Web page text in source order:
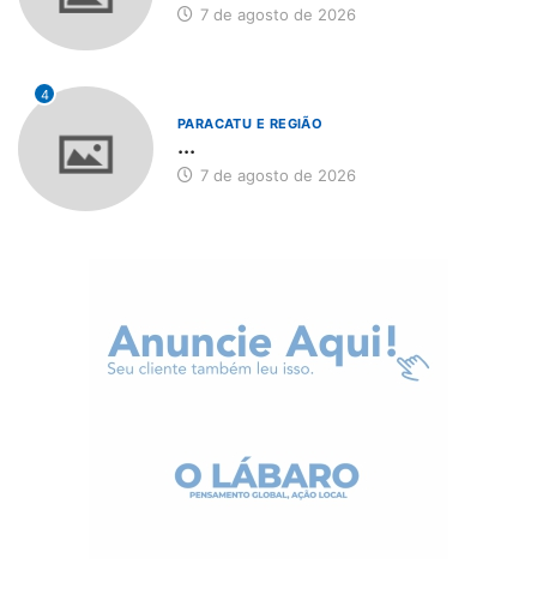
7 de agosto de 2026
4
PARACATU E REGIÃO
...
7 de agosto de 2026